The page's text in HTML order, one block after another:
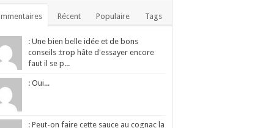
Récent Populaire Tags
: Une bien belle idée et de bons
conseils :trop hâte d'essayer encore
faut il se p...
: Oui...
: Peut-on faire cette sauce au cognac la